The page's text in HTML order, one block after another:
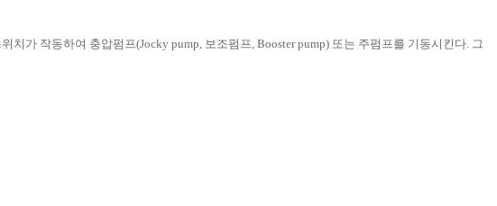
가 작동하여 충압펌프(Jocky pump, 보조펌프, Booster pump) 또는 주펌프를 기동시킨다. 그